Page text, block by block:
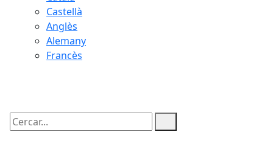
Castellà
Anglès
Alemany
Francès
Cercar: